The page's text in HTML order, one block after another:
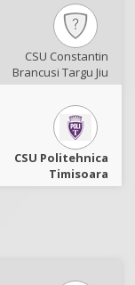
CSU Constantin
Brancusi Targu Jiu
CSU Politehnica
Timisoara